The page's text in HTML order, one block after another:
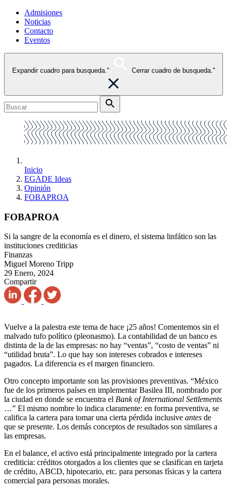
Admisiones
Noticias
Contacto
Eventos
Expandir cuadro para busqueda." Cerrar cuadro de busqueda."
Inicio
EGADE Ideas
Opinión
FOBAPROA
FOBAPROA
Si la sangre de la economía es el dinero, el sistema linfático son las
instituciones crediticias
Finanzas
Miguel Moreno Tripp
29 Enero, 2024
Compartir
Vuelve a la palestra este tema de hace ¡25 años! Comentemos sin el
malvado tufo político (pleonasmo). La contabilidad de un banco es
distinta de la de las empresas: no hay “ventas”, “costo de ventas” ni
“utilidad bruta”. Lo que hay son intereses cobrados e intereses
pagados. La diferencia es el margen financiero.
Otro concepto importante son las provisiones preventivas. “México
fue de los primeros países en implementar Basilea III, nombrado por
la ciudad en donde se encuentra el Bank of International Settlements
…” El mismo nombre lo indica claramente: en forma preventiva, se
califica la cartera para tomar una cierta pérdida inclusive antes de
que se presente. Los demás conceptos de resultados son similares a
las empresas.
En el balance, el activo está principalmente integrado por la cartera
crediticia: créditos otorgados a los clientes que se clasifican en tarjeta
de crédito, ABCD, hipotecario, etc. para personas físicas y la cartera
comercial para personas morales.